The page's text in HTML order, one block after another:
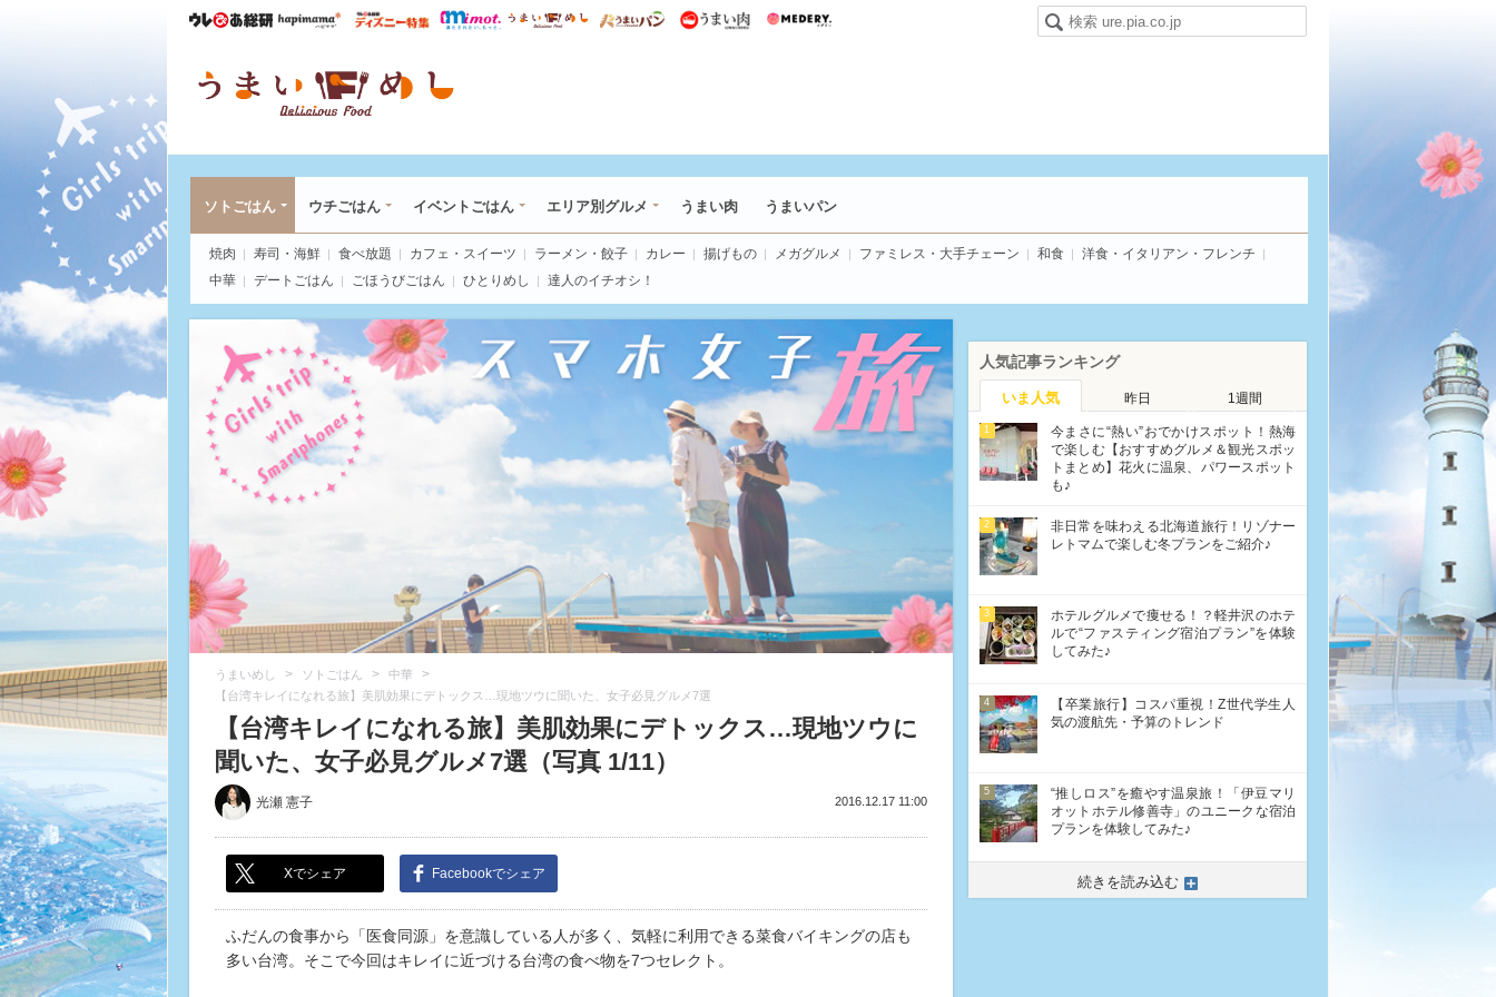
ウレぴあ総研ハピママ* ウレぴあ総研 ディズニー特集
mimot. うまいめし うまいパン うまい肉
ソトごはん ウチごはん イベントごはん エリア別グルメ うまい肉 うまいパン
焼肉 寿司・海鮮 食べ放題 カフェ・スイーツ ラーメン・餃子 カレー 揚げもの メガグルメ ファミレス・大手チェーン 和食
洋食・イタリアン・フレンチ
中華
デートごはん ごほうびごはん ひとりめし 達人のイチオシ！
うまいめし > ソトごはん > 中華 >
【台湾キレイになれる旅】美肌効果にデトックス…現地ツウに聞いた、女子必見グルメ7選
【台湾キレイになれる旅】美肌効果にデトックス…現地ツウに
聞いた、女子必見グルメ7選（写真 1/11）
光瀬 憲子 2016.12.17 11:00
Xでシェア Facebookでシェア
ふだんの食事から「医食同源」を意識している人が多く、気軽に利用できる菜食バイキングの店も
多い台湾。そこで今回はキレイに近づける台湾の食べ物を7つセレクト。
人気記事ランキング
いま人気 昨日 1週間
1
今まさに“熱い”おでかけスポット！熱海
で楽しむ【おすすめグルメ＆観光スポッ
トまとめ】花火に温泉、パワースポット
も♪
2
非日常を味わえる北海道旅行！リゾナー
レトマムで楽しむ冬プランをご紹介♪
3
ホテルグルメで痩せる！？軽井沢のホテ
ルで“ファスティング宿泊プラン”を体験
してみた♪
4
【卒業旅行】コスパ重視！Z世代学生人
気の渡航先・予算のトレンド
5
“推しロス”を癒やす温泉旅！「伊豆マリ
オットホテル修善寺」のユニークな宿泊
プランを体験してみた♪
続きを読み込む